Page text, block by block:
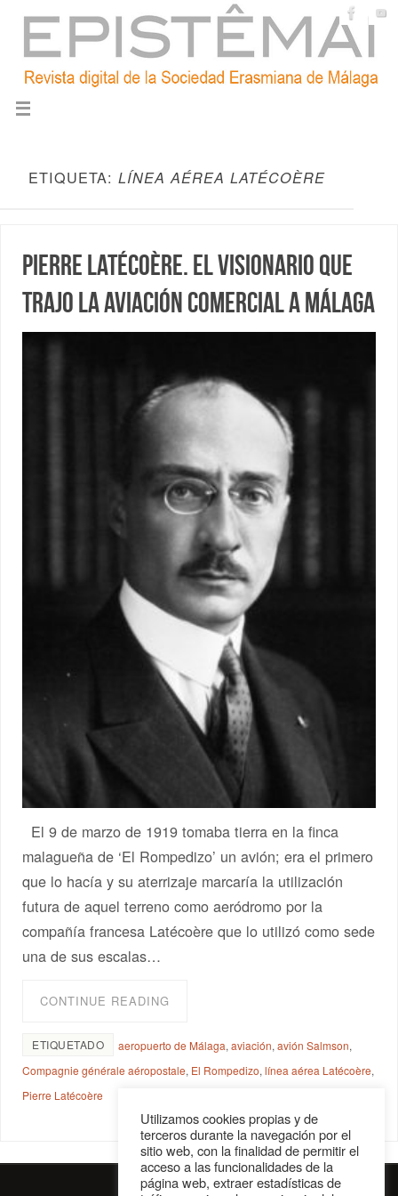
ETIQUETA: LÍNEA AÉREA LATÉCOÈRE
Pierre Latécoère. El visionario que
trajo la aviación comercial a Málaga
El 9 de marzo de 1919 tomaba tierra en la finca
malagueña de ‘El Rompedizo’ un avión; era el primero
que lo hacía y su aterrizaje marcaría la utilización
futura de aquel terreno como aeródromo por la
compañía francesa Latécoère que lo utilizó como sede
una de sus escalas…
CONTINUE READING
ETIQUETADO aeropuerto de Málaga,aviación,avión Salmson,
Compagnie générale aéropostale, El Rompedizo,línea aérea Latécoère,
Pierre Latécoère
Utilizamos cookies propias y de
terceros durante la navegación por el
sitio web, con la finalidad de permitir el
acceso a las funcionalidades de la
página web, extraer estadísticas de